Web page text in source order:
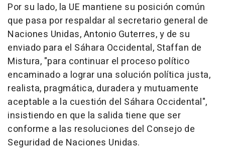
Por su lado, la UE mantiene su posición común
que pasa por respaldar al secretario general de
Naciones Unidas, Antonio Guterres, y de su
enviado para el Sáhara Occidental, Staffan de
Mistura, "para continuar el proceso político
encaminado a lograr una solución política justa,
realista, pragmática, duradera y mutuamente
aceptable a la cuestión del Sáhara Occidental",
insistiendo en que la salida tiene que ser
conforme a las resoluciones del Consejo de
Seguridad de Naciones Unidas.